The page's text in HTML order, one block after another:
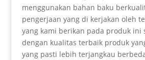
menggunakan bahan baku
pengerjaan yang di kerjakan oleh
yang kami berikan pada produk ini
dengan kualitas terbaik produk
yang pasti lebih terjangkau